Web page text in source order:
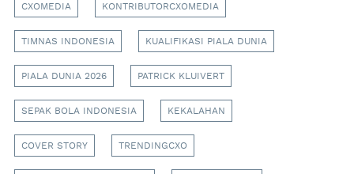
CXOMEDIA KONTRIBUTORCXOMEDIA
TIMNAS INDONESIA KUALIFIKASI PIALA DUNIA
PIALA DUNIA 2026 PATRICK KLUIVERT
SEPAK BOLA INDONESIA KEKALAHAN
COVER STORY TRENDINGCXO